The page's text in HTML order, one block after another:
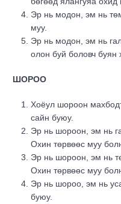
Эр нь модон, эм нь
муу.
Эр нь модон, эм нь
олон буй боловч буян
ШОРОО
Хоёул шороон
сайн буюу.
Эр нь шороон, эм нь
Охин төрвөөс муу
Эр нь шороон, эм нь
Охин төрвөөс муу
Эр нь шороо, эм нь
буюу.